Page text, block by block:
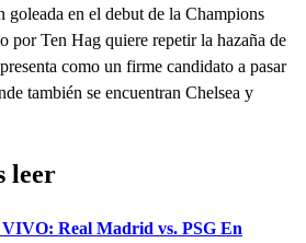
goleada en el debut de la Champions
por Ten Hag quiere repetir la hazaña de
como un firme candidato a pasar
también se encuentran Chelsea y
leer
Real Madrid vs. PSG En